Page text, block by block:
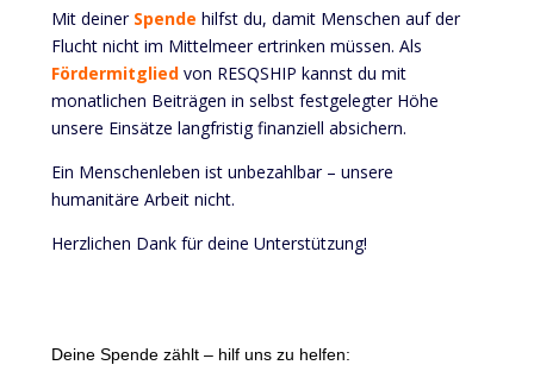
Mit deiner Spende hilfst du, damit Menschen auf der
Flucht nicht im Mittelmeer ertrinken müssen. Als
Fördermitgliedvon RESQSHIP kannst du mit
monatlichen Beiträgen in selbst festgelegter Höhe
unsere Einsätze langfristig finanziell absichern.
Ein Menschenleben ist unbezahlbar – unsere
humanitäre Arbeit nicht.
Herzlichen Dank für deine Unterstützung!
Deine Spende zählt – hilf uns zu helfen: